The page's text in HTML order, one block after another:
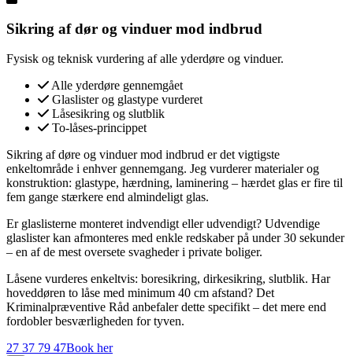
Sikring af dør og vinduer mod indbrud
Fysisk og teknisk vurdering af alle yderdøre og vinduer.
Alle yderdøre gennemgået
Glaslister og glastype vurderet
Låsesikring og slutblik
To-låses-princippet
Sikring af døre og vinduer mod indbrud er det vigtigste
enkeltområde i enhver gennemgang. Jeg vurderer materialer og
konstruktion: glastype, hærdning, laminering – hærdet glas er fire til
fem gange stærkere end almindeligt glas.
Er glaslisterne monteret indvendigt eller udvendigt? Udvendige
glaslister kan afmonteres med enkle redskaber på under 30 sekunder
– en af de mest oversete svagheder i private boliger.
Låsene vurderes enkeltvis: boresikring, dirkesikring, slutblik. Har
hoveddøren to låse med minimum 40 cm afstand? Det
Kriminalpræventive Råd anbefaler dette specifikt – det mere end
fordobler besværligheden for tyven.
27 37 79 47Book her